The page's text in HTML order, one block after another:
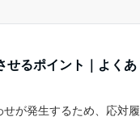
せるポイント｜よくあ
が発生するため、応対履